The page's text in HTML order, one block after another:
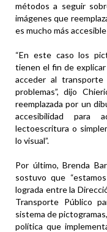
métodos a seguir
imágenes que
es mucho más
“En este caso los
tienen el fin de
acceder al
problemas”, dijo
reemplazada por un
accesibilidad para
lectoescritura o
lo visual”.
Por último, Brenda
sostuvo que
lograda entre la
Transporte Público
sistema de
política que